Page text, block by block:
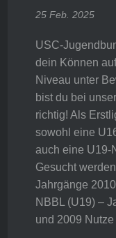
25 Feb. 2025
USC-
dein Können
Niveau unter
bist du bei
richtig! Als
sowohl eine
auch eine U19-
Gesucht
Jahrgänge
NBBL (U19) –
und 2009